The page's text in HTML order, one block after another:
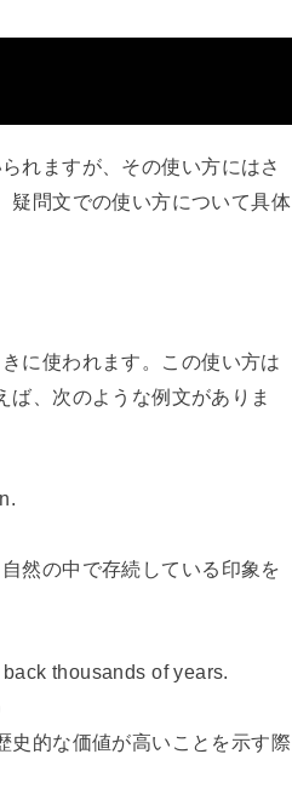
れますが、その使い方にはさ
疑問文での使い方について具体
に使われます。この使い方は
、次のような例文がありま
然の中で存続している印象を
thousands of years.
史的な価値が高いことを示す際